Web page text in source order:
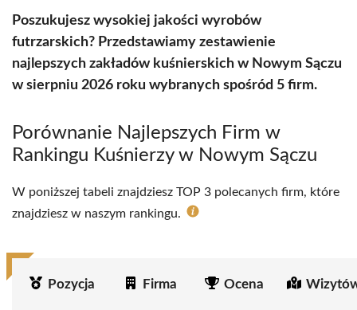
Poszukujesz wysokiej jakości wyrobów
futrzarskich? Przedstawiamy zestawienie
najlepszych zakładów kuśnierskich w Nowym Sączu
w sierpniu 2026 roku wybranych spośród 5 firm.
Porównanie Najlepszych Firm w
Rankingu Kuśnierzy w Nowym Sączu
W poniższej tabeli znajdziesz TOP 3 polecanych firm, które
znajdziesz w naszym rankingu.
Pozycja Firma Ocena